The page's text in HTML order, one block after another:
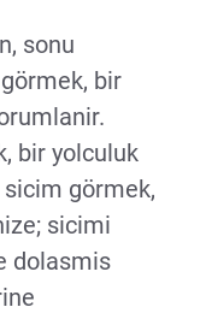
sonu
bir
bir yolculuk
görmek,
sicimi
dolasmis